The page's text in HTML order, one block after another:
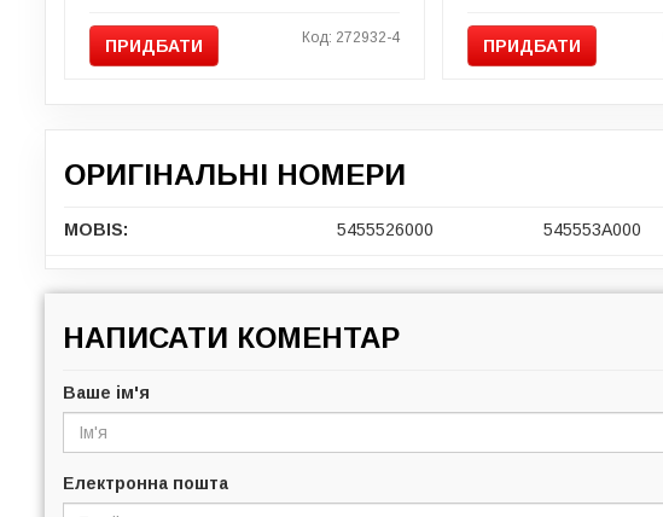
ПРИДБАТИ Код: 272932-4 ПРИДБАТИ
ОРИГІНАЛЬНІ НОМЕРИ
MOBIS: 5455526000 545553A000
НАПИСАТИ КОМЕНТАР
Ваше ім'я
Електронна пошта